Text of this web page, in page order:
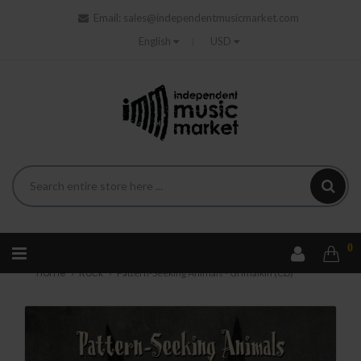
Email:
sales@independentmusicmarket.com
English
USD
0
Home Rock Pattern-Seeking Animals - Grimalkin (CD)